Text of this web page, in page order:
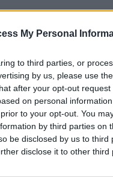
My Personal
to third parties, or
by us, please use
after your opt-out
on personal
to your opt-out. You
by third parties on
be disclosed by us to third
disclose it to other third
το